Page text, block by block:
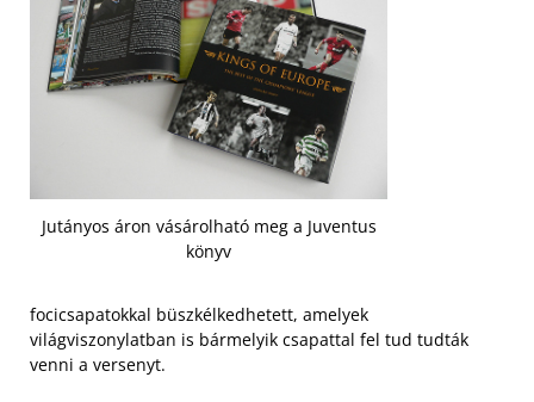
Jutányos áron vásárolható meg a Juventus
könyv
focicsapatokkal büszkélkedhetett, amelyek
világviszonylatban is bármelyik csapattal fel tud tudták
venni a versenyt.